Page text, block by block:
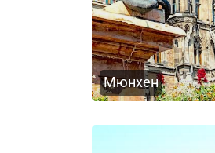
Мюнхен